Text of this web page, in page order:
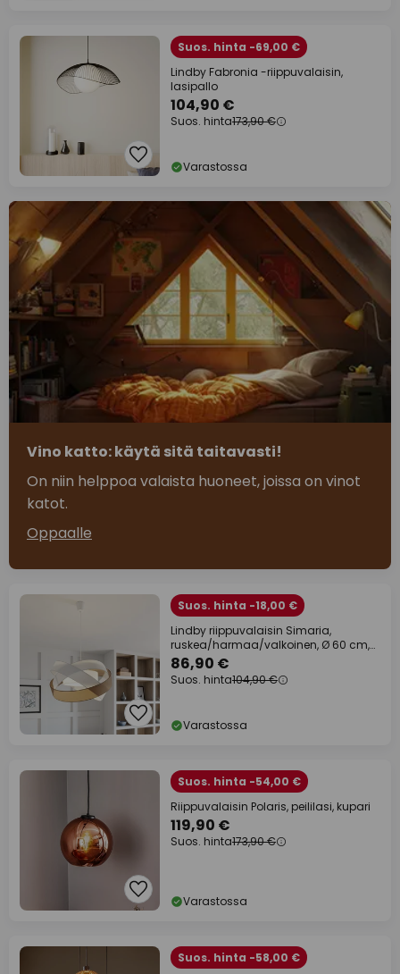
Suos. hinta -69,00 €
Lindby Fabronia -riippuvalaisin,
lasipallo
104,90 €
Suos. hinta173,90 €
Varastossa
Vino katto: käytä sitä taitavasti!
On niin helppoa valaista huoneet, joissa on vinot
katot.
Oppaalle
Suos. hinta -18,00 €
Lindby riippuvalaisin Simaria,
ruskea/harmaa/valkoinen, Ø 60 cm,
E27
86,90 €
Suos. hinta104,90 €
Varastossa
Suos. hinta -54,00 €
Riippuvalaisin Polaris, peililasi, kupari
119,90 €
Suos. hinta173,90 €
Varastossa
Suos. hinta -58,00 €